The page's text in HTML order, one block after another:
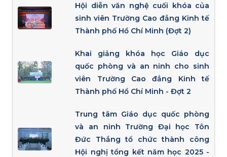
Hội diễn văn nghệ cuối khóa của
sinh viên Trường Cao đẳng Kinh tế
Thành phố Hồ Chí Minh (Đợt 2)
Khai giảng khóa học Giáo dục
quốc phòng và an ninh cho sinh
viên Trường Cao đẳng Kinh tế
Thành phố Hồ Chí Minh - Đợt 2
Trung tâm Giáo dục quốc phòng
và an ninh Trường Đại học Tôn
Đức Thắng tổ chức thành công
Hội nghị tổng kết năm học 2025 -